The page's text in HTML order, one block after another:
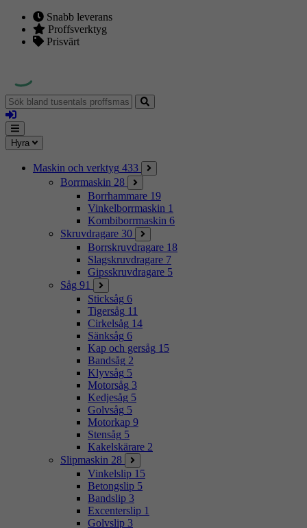
Snabb leverans
Proffsverktyg
Prisvärt
Sök
bland
tusentals
proffsmaskiner
Logga
in
Mina
sidor
Meny
Hyra
Maskin och verktyg 433
Borrmaskin 28
Borrhammare 19
Vinkelborrmaskin 1
Kombiborrmaskin 6
Skruvdragare 30
Borrskruvdragare 18
Slagskruvdragare 7
Gipsskruvdragare 5
Såg 91
Sticksåg 6
Tigersåg 11
Cirkelsåg 14
Sänksåg 6
Kap och gersåg 15
Bandsåg 2
Klyvsåg 5
Motorsåg 3
Kedjesåg 5
Golvsåg 5
Motorkap 9
Stensåg 5
Kakelskärare 2
Slipmaskin 28
Vinkelslip 15
Betongslip 5
Bandslip 3
Excenterslip 1
Golvslip 3